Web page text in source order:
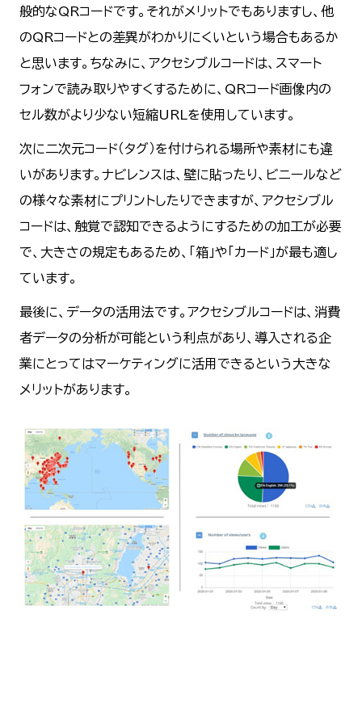
般的なQRコードです。それがメリットでもありますし、他
のQRコードとの差異がわかりにくいという場合もあるか
と思います。ちなみに、アクセシブルコードは、スマート
フォンで読み取りやすくするために、QRコード画像内の
セル数がより少ない短縮URLを使用しています。
次に二次元コード（タグ）を付けられる場所や素材にも違
いがあります。ナビレンスは、壁に貼ったり、ビニールなど
の様々な素材にプリントしたりできますが、アクセシブル
コードは、触覚で認知できるようにするための加工が必要
で、大きさの規定もあるため、「箱」や「カード」が最も適し
ています。
最後に、データの活用法です。アクセシブルコードは、消費
者データの分析が可能という利点があり、導入される企
業にとってはマーケティングに活用できるという大きな
メリットがあります。